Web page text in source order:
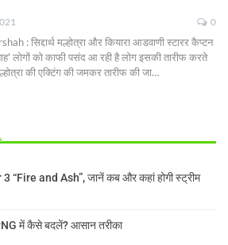
0
: सिद्दार्थ मल्होत्रा और कियारा आडवाणी स्टारर कैप्टन
लोगों को काफी पसंद आ रही है लोग इसकी तारीफ करते
की एक्टिंग की जमकर तारीफ की जा…
“Fire and Ash”, जानें कब और कहां होगी स्ट्रीम
में कैसे बदलें? आसान तरीका